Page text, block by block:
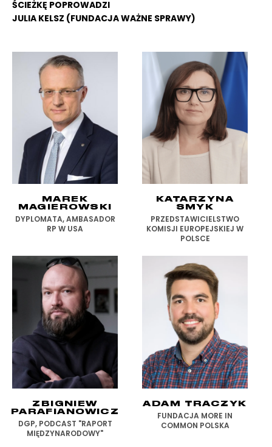
ŚCIEŻKĘ POPROWADZI
JULIA KELSZ (FUNDACJA WAŻNE SPRAWY)
MAREK
MAGIEROWSKI
DYPLOMATA, AMBASADOR
RP W USA
KATARZYNA
SMYK
PRZEDSTAWICIELSTWO
KOMISJI EUROPEJSKIEJ W
POLSCE
ZBIGNIEW
PARAFIANOWICZ
DGP, PODCAST "RAPORT
MIĘDZYNARODOWY"
ADAM TRACZYK
FUNDACJA MORE IN
COMMON POLSKA